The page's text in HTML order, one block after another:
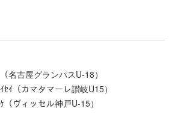
古屋グランパスU-18）
（カマタマーレ讃岐U15）
ヴィッセル神戸U-15）